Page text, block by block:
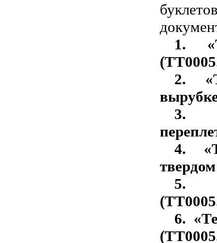
1.
2.
3.
4.
5.
6.